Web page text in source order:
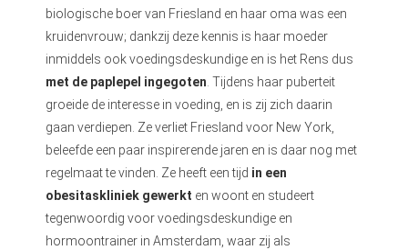
biologische boer van Friesland en haar oma was een
kruidenvrouw; dankzij deze kennis is haar moeder
inmiddels ook voedingsdeskundige en is het Rens dus
met de paplepel ingegoten. Tijdens haar puberteit
groeide de interesse in voeding, en is zij zich daarin
gaan verdiepen. Ze verliet Friesland voor New York,
beleefde een paar inspirerende jaren en is daar nog met
regelmaat te vinden. Ze heeft een tijd in een
obesitaskliniek gewerkt en woont en studeert
tegenwoordig voor voedingsdeskundige en
hormoontrainer in Amsterdam, waar zij als